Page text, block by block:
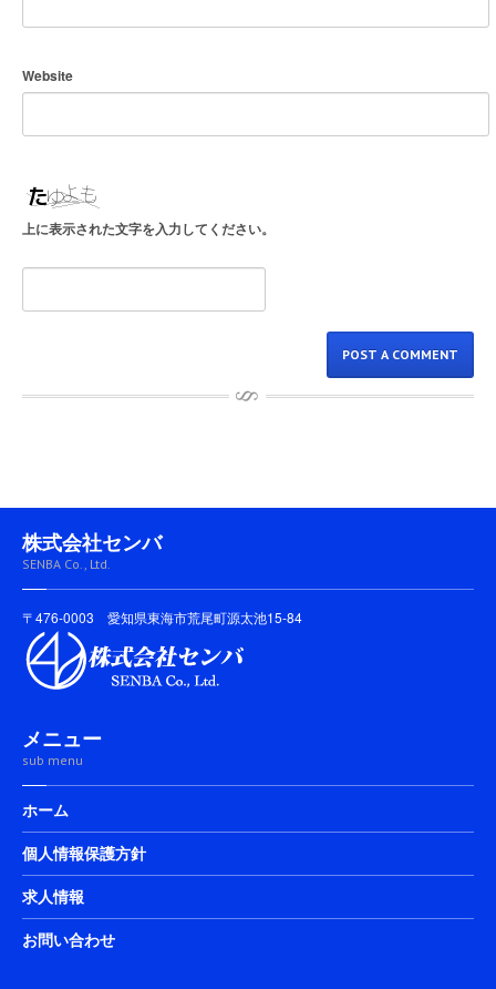
Website
上に表示された文字を入力してください。
株式会社センバ
SENBA Co., Ltd.
〒476-0003 愛知県東海市荒尾町源太池15-84
メニュー
sub menu
ホーム
個人情報保護方針
求人情報
お問い合わせ